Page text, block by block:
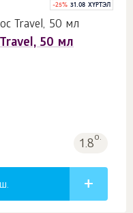
-25% 31.08 ХҮРТЭЛ
50 мл
1.8о.
ш.